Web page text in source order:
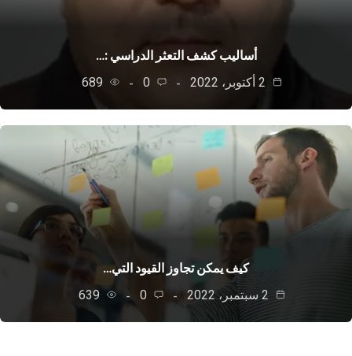
أساليب كشف التعثر الدراسي :…
0
689
كيف يمكن تجاوز القيود التي…
0
639